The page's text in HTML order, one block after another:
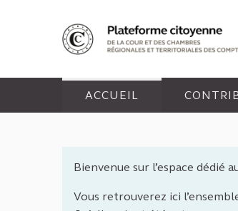
ACCUEIL
Bienvenue sur l’espace dédié
Vous retrouverez ici